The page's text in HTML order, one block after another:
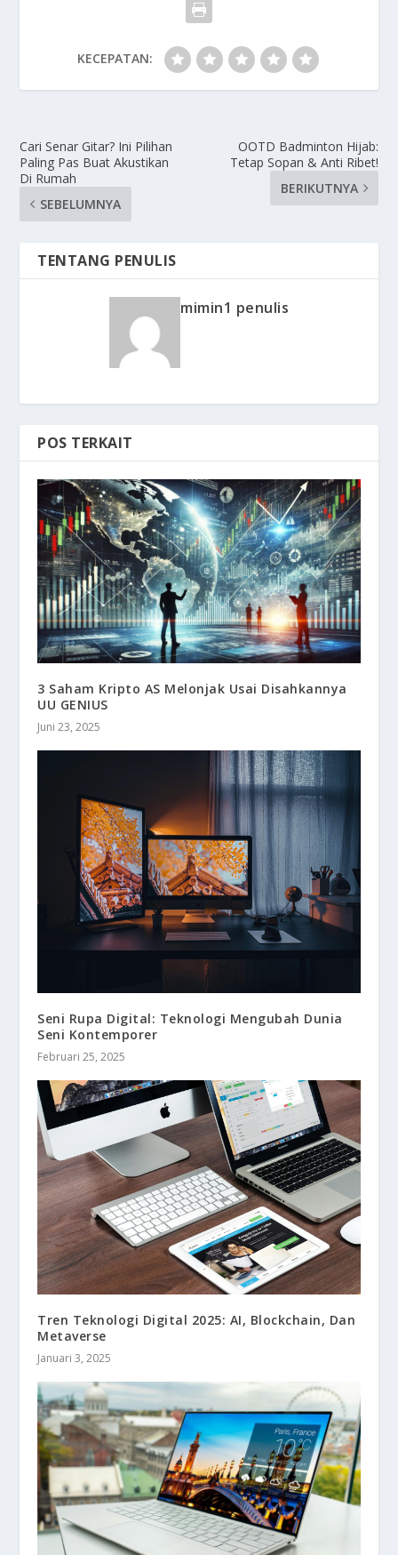
KECEPATAN:
Cari Senar Gitar? Ini Pilihan
Paling Pas Buat Akustikan
Di Rumah
SEBELUMNYA
OOTD Badminton Hijab:
Tetap Sopan & Anti Ribet!
BERIKUTNYA
TENTANG PENULIS
mimin1 penulis
POS TERKAIT
3 Saham Kripto AS Melonjak Usai Disahkannya
UU GENIUS
Juni 23, 2025
Seni Rupa Digital: Teknologi Mengubah Dunia
Seni Kontemporer
Februari 25, 2025
Tren Teknologi Digital 2025: AI, Blockchain, Dan
Metaverse
Januari 3, 2025